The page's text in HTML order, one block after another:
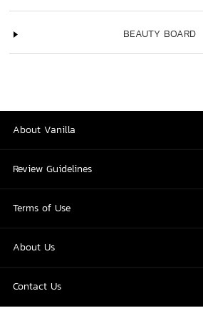
BEAUTY BOARD
About Vanilla
Review Guidelines
Terms of Use
About Us
Contact Us